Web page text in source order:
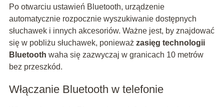
Po otwarciu ustawień Bluetooth, urządzenie
automatycznie rozpocznie wyszukiwanie dostępnych
słuchawek i innych akcesoriów. Ważne jest, by znajdować
się w pobliżu słuchawek, ponieważ zasięg technologii
Bluetooth waha się zazwyczaj w granicach 10 metrów
bez przeszkód.
Włączanie Bluetooth w telefonie